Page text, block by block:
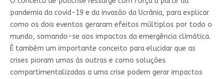
pandemia da covid-19 e da invasão da Ucrânia, para explicar
como os dois eventos geraram efeitos múltiplos por todo o
mundo, somando-se aos impactos da emergência climática.
É também um importante conceito para elucidar que as
crises pioram umas às outras e como soluções
compartimentalizadas a uma crise podem gerar impactos